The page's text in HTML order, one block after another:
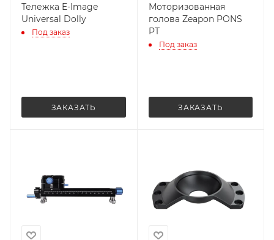
Тележка E-Image
Universal Dolly
Под заказ
ЗАКАЗАТЬ
Моторизованная
голова Zeapon PONS
PT
Под заказ
ЗАКАЗАТЬ